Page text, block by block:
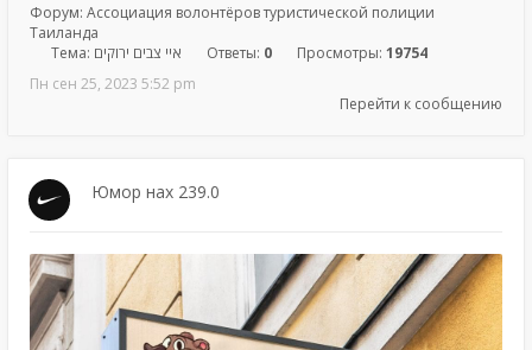
Форум: Ассоциация волонтёров туристической полиции
Таиланда
Тема: איי צבים ירוקים Ответы: 0 Просмотры: 19754
Пн сен 25, 2023 5:52 pm
Перейти к сообщению
Юмор нах 239.0